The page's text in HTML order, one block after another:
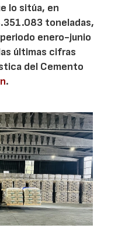
lo sitúa, en
toneladas,
enero-junio
últimas cifras
del Cemento
.